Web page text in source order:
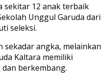
sekitar 12 anak terbaik
Unggul Garuda dari
seleksi.
sekadar angka, melainkan
Kaltara memiliki
berkembang.